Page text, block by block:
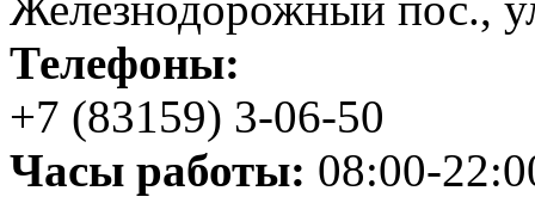
Телефоны:
+7 (83159) 3-06-50
Часы работы: 08:00-